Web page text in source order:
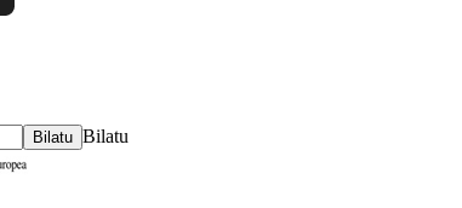
Bilatu